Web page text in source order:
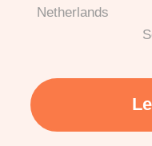
Netherlands